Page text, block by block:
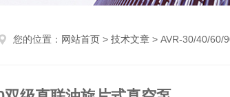
您的位置： 网站首页 > 技术文章 > AVR-30/40/60/